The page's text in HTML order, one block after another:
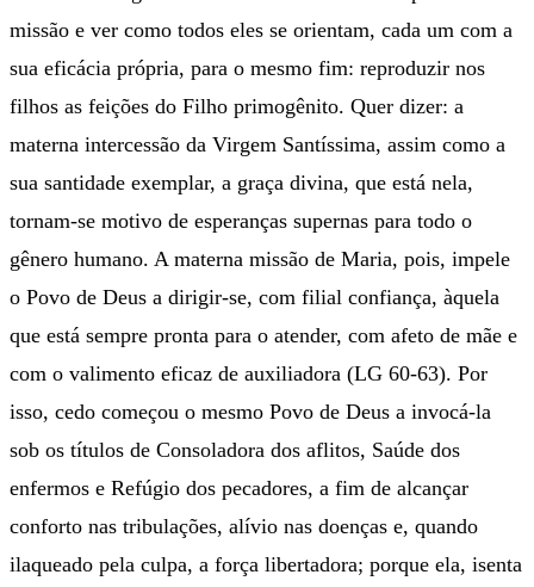
missão e ver como todos eles se orientam, cada um com a
sua eficácia própria, para o mesmo fim: reproduzir nos
filhos as feições do Filho primogênito. Quer dizer: a
materna intercessão da Virgem Santíssima, assim como a
sua santidade exemplar, a graça divina, que está nela,
tornam-se motivo de esperanças supernas para todo o
gênero humano. A materna missão de Maria, pois, impele
o Povo de Deus a dirigir-se, com filial confiança, àquela
que está sempre pronta para o atender, com afeto de mãe e
com o valimento eficaz de auxiliadora (LG 60-63). Por
isso, cedo começou o mesmo Povo de Deus a invocá-la
sob os títulos de Consoladora dos aflitos, Saúde dos
enfermos e Refúgio dos pecadores, a fim de alcançar
conforto nas tribulações, alívio nas doenças e, quando
ilaqueado pela culpa, a força libertadora; porque ela, isenta